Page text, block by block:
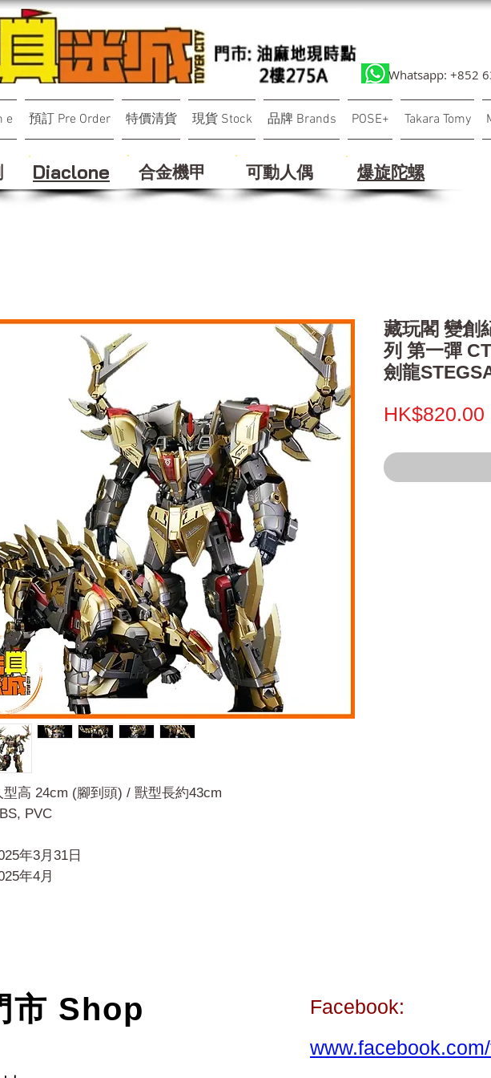
Whatsapp: +852
e 預訂 Pre Order 特價清貨 現貨 Stock 品牌 Brands POSE+ Takara Tomy
Diaclone 合金機甲 可動人偶 ​爆旋陀螺
型高 24cm (腳到頭) / 獸型長約43cm
PVC
年3月31日
年4月
藏玩閣 變創
列 第一彈
劍龍
HK$820.00
市 Shop
Facebook: